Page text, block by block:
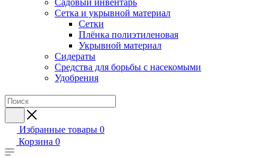
Садовый инвентарь
Сетка и укрывной материал
Сетки
Плёнка полиэтиленовая
Укрывной материал
Сидераты
Средства для борьбы с насекомыми
Удобрения
Избранные товары 0
Корзина 0